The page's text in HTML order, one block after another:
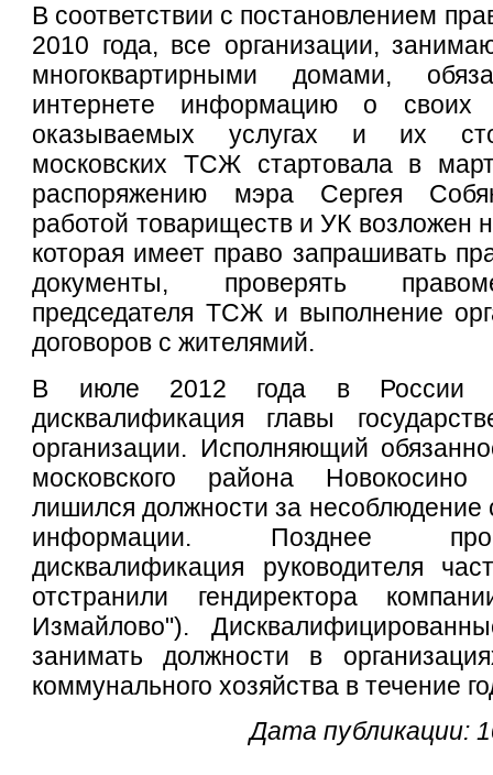
В соответствии с постановлением
2010 года, все организации,
многоквартирными домами,
интернете информацию о своих
оказываемых услугах и их
московских ТСЖ стартовала в
распоряжению мэра Сергея
работой товариществ и УК возложен
которая имеет право запрашивать
документы, проверять
председателя ТСЖ и выполнение
договоров с жителямий.
В июле 2012 года в России
дисквалификация главы
организации. Исполняющий
московского района
лишился должности за несоблюдение
информации. Позднее
дисквалификация руководителя
отстранили гендиректора
Измайлово").
занимать должности в
коммунального хозяйства в течение
Дата публикации: